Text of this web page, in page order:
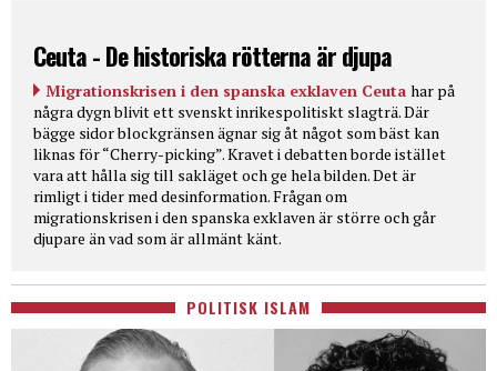
Ceuta - De historiska rötterna är djupa
Migrationskrisen i den spanska exklaven Ceuta har på
några dygn blivit ett svenskt inrikespolitiskt slagträ. Där
bägge sidor blockgränsen ägnar sig åt något som bäst kan
liknas för “Cherry-picking”. Kravet i debatten borde istället
vara att hålla sig till sakläget och ge hela bilden. Det är
rimligt i tider med desinformation. Frågan om
migrationskrisen i den spanska exklaven är större och går
djupare än vad som är allmänt känt.
POLITISK ISLAM